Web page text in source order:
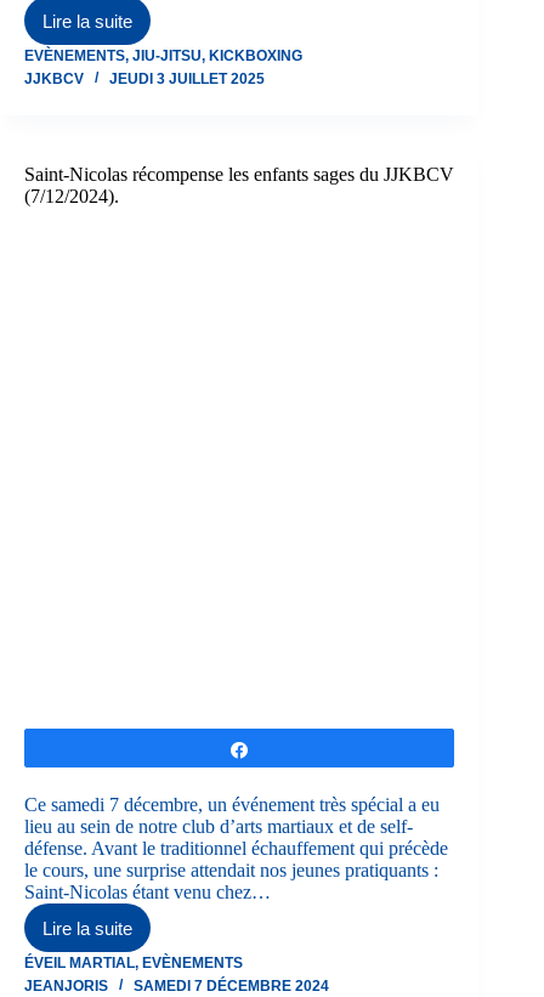
Lire la suite
Barbecue
fin
de
EVÈNEMENTS, JIU-JITSU, KICKBOXING
JJKBCV
JEUDI 3 JUILLET 2025
Saint-Nicolas récompense les enfants sages du JJKBCV
(7/12/2024).
Ce samedi 7 décembre, un événement très spécial a eu
lieu au sein de notre club d’arts martiaux et de self-
défense. Avant le traditionnel échauffement qui précède
le cours, une surprise attendait nos jeunes pratiquants :
Saint-Nicolas étant venu chez…
Lire la suite
Saint-
Nicolas
récompense
ÉVEIL MARTIAL, EVÈNEMENTS
JEANJORIS
SAMEDI 7 DÉCEMBRE 2024